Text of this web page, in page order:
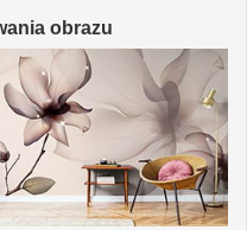
obrazu